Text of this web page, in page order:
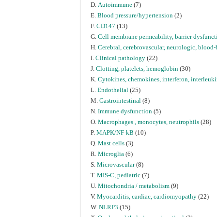
D. Autoimmune (7)
E. Blood pressure/hypertension (2)
F. CD147 (13)
G. Cell membrane permeability, barrier
H. Cerebral, cerebrovascular, neurologic,
I. Clinical pathology (22)
J. Clotting, platelets, hemoglobin (30)
K. Cytokines, chemokines, interferon,
L. Endothelial (25)
M. Gastrointestinal (8)
N. Immune dysfunction (5)
O. Macrophages , monocytes, neutrophils (28)
P. MAPK/NF-kB (10)
Q. Mast cells (3)
R. Microglia (6)
S. Microvascular(8)
T. MIS-C, pediatric (7)
U. Mitochondria / metabolism (9)
V. Myocarditis, cardiac, cardiomyopathy (22)
W. NLRP3 (15)